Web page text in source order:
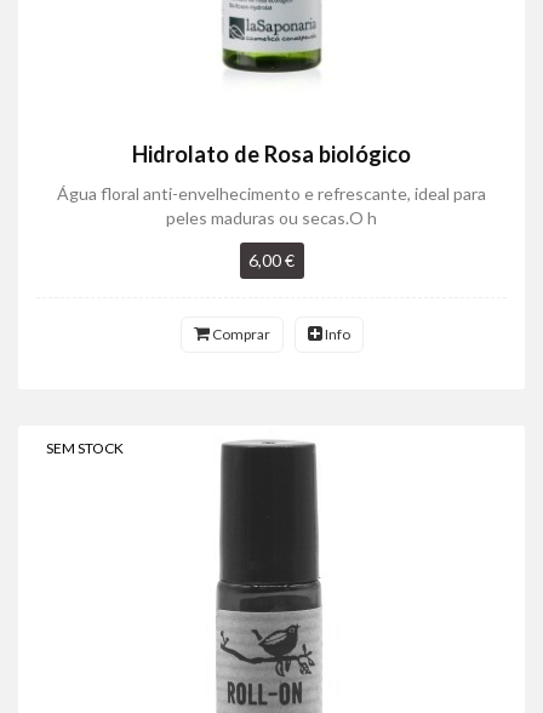
Hidrolato de Rosa biológico
Água floral anti-envelhecimento e refrescante, ideal para
peles maduras ou secas.O h
6,00 €
Comprar Info
SEM STOCK